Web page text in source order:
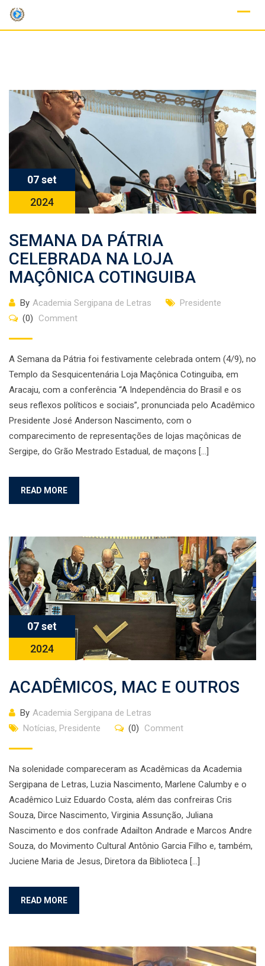
Skip
07 set
2024
SEMANA DA PÁTRIA
CELEBRADA NA LOJA
MAÇÔNICA COTINGUIBA
By Academia Sergipana de Letras
Presidente
(0)
Comment
A Semana da Pátria foi festivamente celebrada ontem (4/9), no
Templo da Sesquicentenária Loja Maçônica Cotinguiba, em
Aracaju, com a conferência “A Independência do Brasil e os
seus reflexos políticos e sociais”, pronunciada pelo Acadêmico
Presidente José Anderson Nascimento, com o
comparecimento de representações de lojas maçônicas de
Sergipe, do Grão Mestrado Estadual, de maçons […]
READ MORE
07 set
2024
ACADÊMICOS, MAC E OUTROS
By Academia Sergipana de Letras
Notícias, Presidente (0) Comment
Na solenidade compareceram as Acadêmicas da Academia
Sergipana de Letras, Luzia Nascimento, Marlene Calumby e o
Acadêmico Luiz Eduardo Costa, além das confreiras Cris
Souza, Dirce Nascimento, Virginia Assunção, Juliana
Nascimento e dos confrade Adailton Andrade e Marcos Andre
Souza, do Movimento Cultural Antônio Garcia Filho e, também,
Juciene Maria de Jesus, Diretora da Biblioteca […]
READ MORE